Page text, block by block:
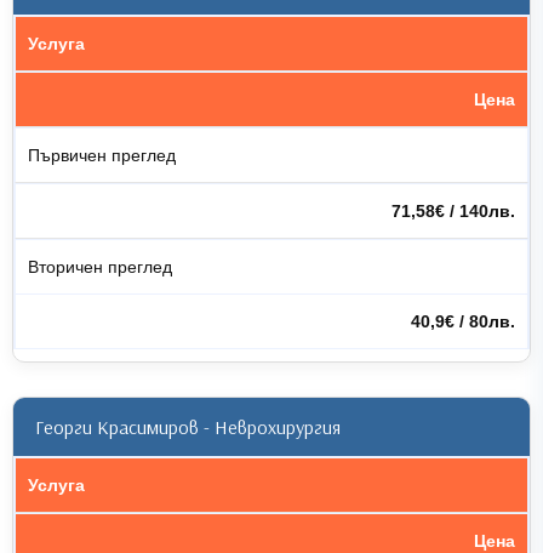
Услуга
Цена
Първичен преглед
71,58€ / 140лв.
Вторичен преглед
40,9€ / 80лв.
Георги Красимиров - Неврохирургия
Услуга
Цена